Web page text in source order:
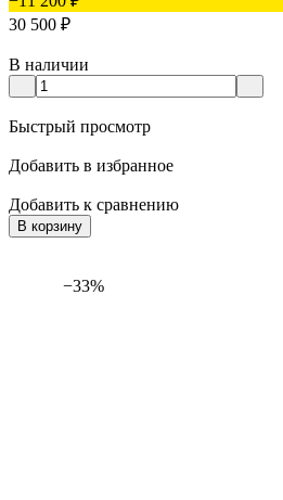
30 500 ₽
В наличии
Быстрый просмотр
Добавить в избранное
Добавить к сравнению
В корзину
−33%